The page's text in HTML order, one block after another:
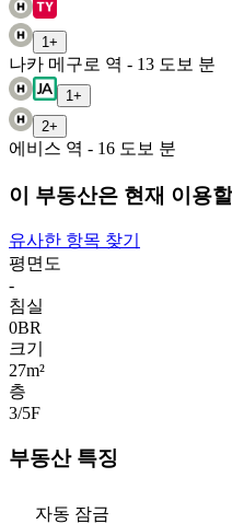
1 +
나카 메구로 역 - 13 도보 분
1 +
2+
에비스 역 - 16 도보 분
이 부동산은 현재 이용
유사한 항목 찾기
평면도
-
침실
0BR
크기
27m²
층
3/5F
부동산 특징
자동 잠금